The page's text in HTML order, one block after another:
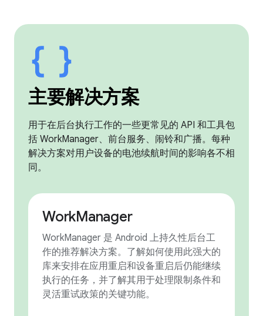
主要解决方案
用于在后台执行工作的一些更常见的 API 和工具包
括 WorkManager、前台服务、闹铃和广播。每种
解决方案对用户设备的电池续航时间的影响各不相
同。
WorkManager
WorkManager 是 Android 上持久性后台工
作的推荐解决方案。了解如何使用此强大的
库来安排在应用重启和设备重启后仍能继续
执行的任务，并了解其用于处理限制条件和
灵活重试政策的关键功能。